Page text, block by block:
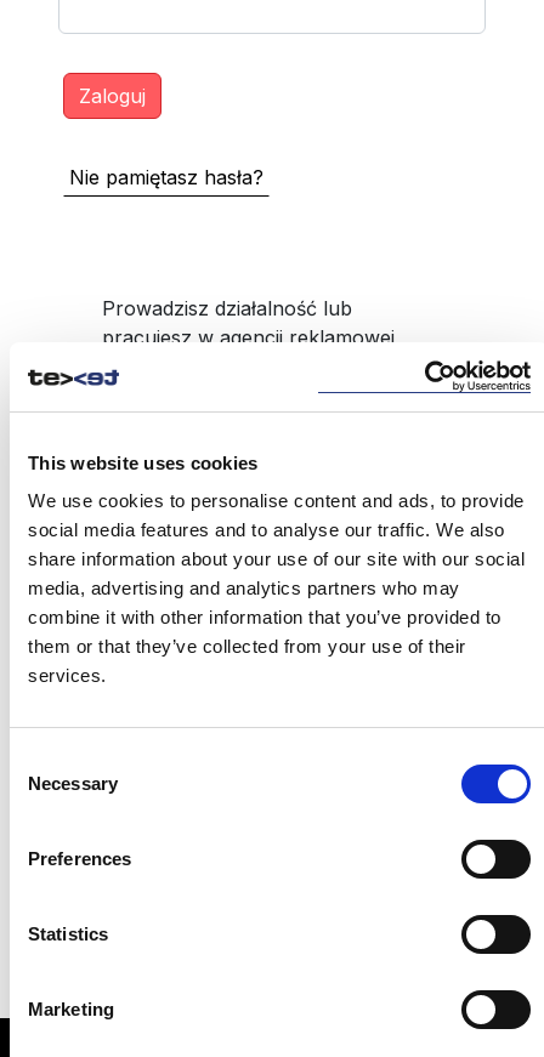
This website uses cookies
We use cookies to personalise content and ads, to provide
social media features and to analyse our traffic. We also
share information about your use of our site with our social
media, advertising and analytics partners who may
combine it with other information that you’ve provided to
them or that they’ve collected from your use of their
services.
Selection
Necessary
Preferences
Statistics
Marketing
Nie pamiętasz hasła?
Prowadzisz działalność lub
pracujesz w agencji reklamowej,
pośrednika produktów BTL np.
upominki reklamowe, a nie masz
ZAREJESTRUJ SIĘ